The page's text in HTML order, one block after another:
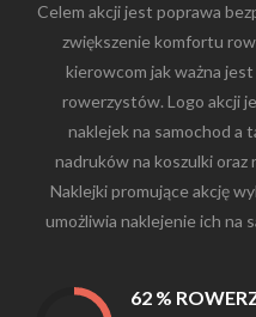
Celem akcji jest poprawa
zwiększenie komfortu
kierowcom jak ważna
rowerzystów. Logo akcji
naklejek na samochod a
nadruków na koszulki
Naklejki promujące akcję
umożliwia naklejenie ich na
62 %